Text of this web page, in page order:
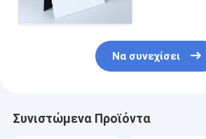
Να συνεχίσει
Συνιστώμενα Προϊόντα